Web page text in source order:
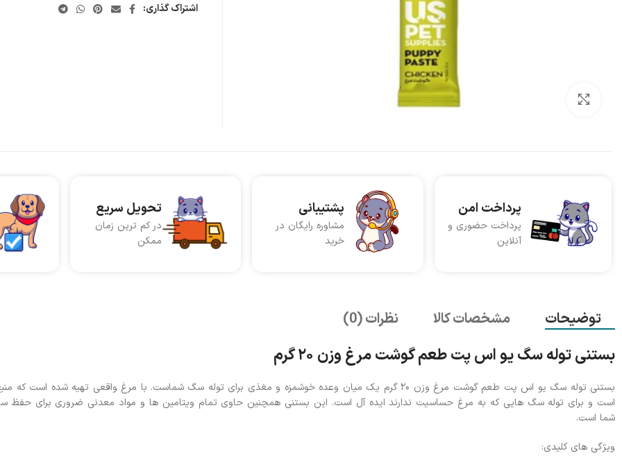
اشتراک گذاری:
پرداخت امن
پرداخت حضوری و
آنلاین
پشتیبانی
مشاوره رایگان در
خرید
تحویل سریع
در کم ترین زمان
ممکن
توضیحات مشخصات کالا نظرات (0)
بستنی توله سگ یو اس پت طعم گوشت مرغ وزن ۲۰ گرم
بستنی توله سگ یو اس پت طعم گوشت مرغ وزن ۲۰ گرم یک میان وعده خوشمزه و مغذی برای توله سگ شماست. با مرغ واقعی تهیه شده است
است و برای توله سگ هایی که به مرغ حساسیت ندارند ایده آل است. این بستنی همچنین حاوی تمام ویتامین ها و مواد معدنی ضروری برای حفظ
شما است.
ویژگی های کلیدی: